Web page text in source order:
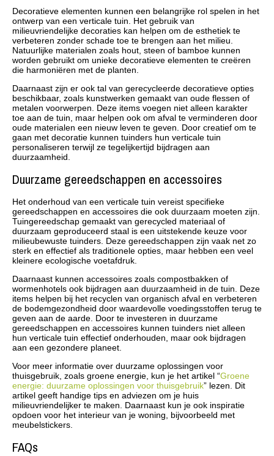
Decoratieve elementen kunnen een belangrijke rol spelen in het
ontwerp van een verticale tuin. Het gebruik van
milieuvriendelijke decoraties kan helpen om de esthetiek te
verbeteren zonder schade toe te brengen aan het milieu.
Natuurlijke materialen zoals hout, steen of bamboe kunnen
worden gebruikt om unieke decoratieve elementen te creëren
die harmoniëren met de planten.
Daarnaast zijn er ook tal van gerecycleerde decoratieve opties
beschikbaar, zoals kunstwerken gemaakt van oude flessen of
metalen voorwerpen. Deze items voegen niet alleen karakter
toe aan de tuin, maar helpen ook om afval te verminderen door
oude materialen een nieuw leven te geven. Door creatief om te
gaan met decoratie kunnen tuinders hun verticale tuin
personaliseren terwijl ze tegelijkertijd bijdragen aan
duurzaamheid.
Duurzame gereedschappen en accessoires
Het onderhoud van een verticale tuin vereist specifieke
gereedschappen en accessoires die ook duurzaam moeten zijn.
Tuingereedschap gemaakt van gerecycled materiaal of
duurzaam geproduceerd staal is een uitstekende keuze voor
milieubewuste tuinders. Deze gereedschappen zijn vaak net zo
sterk en effectief als traditionele opties, maar hebben een veel
kleinere ecologische voetafdruk.
Daarnaast kunnen accessoires zoals compostbakken of
wormenhotels ook bijdragen aan duurzaamheid in de tuin. Deze
items helpen bij het recyclen van organisch afval en verbeteren
de bodemgezondheid door waardevolle voedingsstoffen terug te
geven aan de aarde. Door te investeren in duurzame
gereedschappen en accessoires kunnen tuinders niet alleen
hun verticale tuin effectief onderhouden, maar ook bijdragen
aan een gezondere planeet.
Voor meer informatie over duurzame oplossingen voor
thuisgebruik, zoals groene energie, kun je het artikel “Groene
energie: duurzame oplossingen voor thuisgebruik” lezen. Dit
artikel geeft handige tips en adviezen om je huis
milieuvriendelijker te maken. Daarnaast kun je ook inspiratie
opdoen voor het interieur van je woning, bijvoorbeeld met
meubelstickers.
FAQs